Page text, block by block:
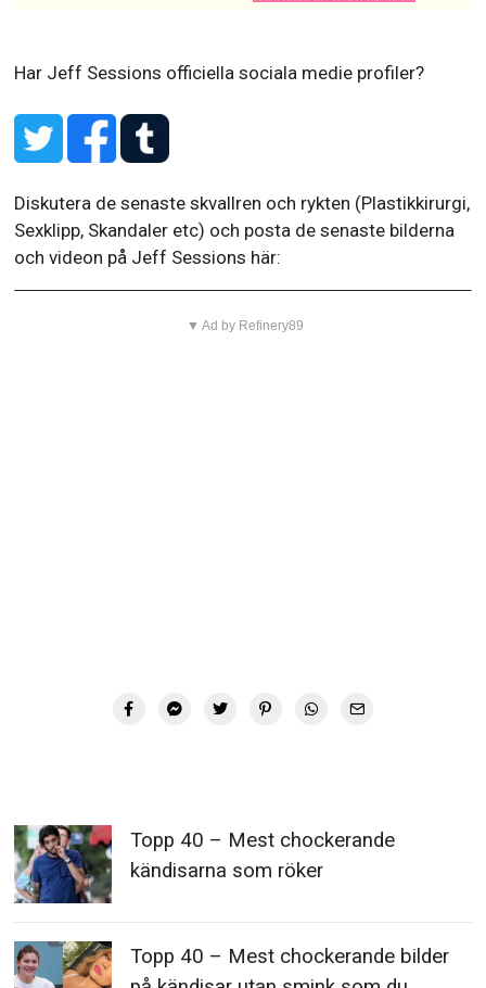
Har Jeff Sessions officiella sociala medie profiler?
Diskutera de senaste skvallren och rykten (Plastikkirurgi,
Sexklipp, Skandaler etc) och posta de senaste bilderna
och videon på Jeff Sessions här:
▼ Ad by Refinery89
Topp 40 – Mest chockerande
kändisarna som röker
Topp 40 – Mest chockerande bilder